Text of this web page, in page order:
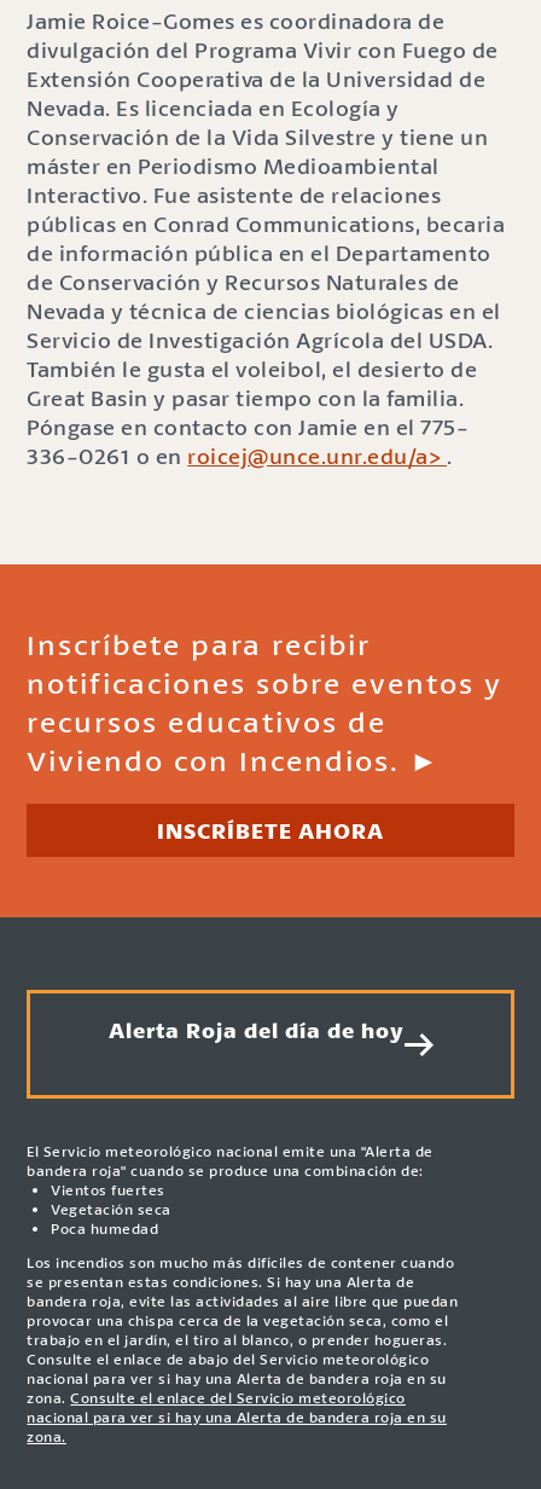
Jamie Roice-Gomes es coordinadora de
divulgación del Programa Vivir con Fuego de
Extensión Cooperativa de la Universidad de
Nevada. Es licenciada en Ecología y
Conservación de la Vida Silvestre y tiene un
máster en Periodismo Medioambiental
Interactivo. Fue asistente de relaciones
públicas en Conrad Communications, becaria
de información pública en el Departamento
de Conservación y Recursos Naturales de
Nevada y técnica de ciencias biológicas en el
Servicio de Investigación Agrícola del USDA.
También le gusta el voleibol, el desierto de
Great Basin y pasar tiempo con la familia.
Póngase en contacto con Jamie en el 775-
336-0261 o en roicej@unce.unr.edu/a> .
Inscríbete para recibir
notificaciones sobre eventos y
recursos educativos de
Viviendo con Incendios. ►
INSCRÍBETE AHORA
Alerta Roja del día de hoy
El Servicio meteorológico nacional emite una "Alerta de
bandera roja" cuando se produce una combinación de:
Vientos fuertes
Vegetación seca
Poca humedad
Los incendios son mucho más difíciles de contener cuando
se presentan estas condiciones. Si hay una Alerta de
bandera roja, evite las actividades al aire libre que puedan
provocar una chispa cerca de la vegetación seca, como el
trabajo en el jardín, el tiro al blanco, o prender hogueras.
Consulte el enlace de abajo del Servicio meteorológico
nacional para ver si hay una Alerta de bandera roja en su
zona.Consulte el enlace del Servicio meteorológico
nacional para ver si hay una Alerta de bandera roja en su
zona.